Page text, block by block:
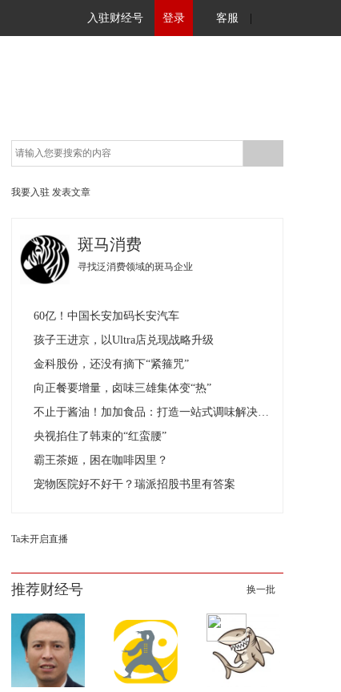
入驻财经号 登录 客服
我要入驻 发表文章
斑马消费
寻找泛消费领域的斑马企业
60亿！中国长安加码长安汽车
孩子王进京，以Ultra店兑现战略升级
金科股份，还没有摘下“紧箍咒”
向正餐要增量，卤味三雄集体变“热”
不止于酱油！加加食品：打造一站式调味解决方案
央视掐住了韩束的“红蛮腰”
霸王茶姬，困在咖啡因里？
宠物医院好不好干？瑞派招股书里有答案
Ta未开启直播
推荐财经号 换一批